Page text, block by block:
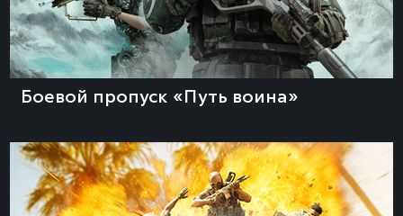
Боевой пропуск «Путь воина»